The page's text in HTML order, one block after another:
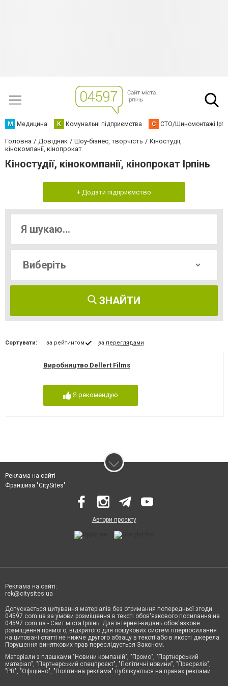
М Медицина К Комунальні підприємства С СТО/Шиномонтажі
Головна Довідник Шоу-бізнес, творчість
Кіностудії,
кінокомпанії, кінопрокат
Кіностудії, кінокомпанії, кінопрокат Ірпінь
+ Додати підприємство
ЗНАЙТИ
Сортувати: за рейтингом за переглядами
Виробництво Dellert Films
Я рекомендую
Реклама на сайті
Франшиза "CitySites"
Автори проєкту
Реклама на сайті:
rek@citysites.ua
Допускається цитування матеріалів без отримання попередньої згоди
04597.com.ua за умови розміщення в тексті обов'язкового посилання на
04597.com.ua - Сайт міста Ірпінь. Для інтернет-видань обов'язкове
розміщення прямого, відкритого для пошукових систем гіперпосилання
на цитовані статті не нижче другого абзацу в тексті або в якості джерела.
Порушення виняткових прав переслідується Законом.
Матеріали з плашками "Новини компаній", "Промо", "Партнерський
матеріал", "Партнерський спецпроєкт", "Політичні новини", "Пресреліз",
"PR", "Офіційно", "Політична реклама" публікуються на правах реклами.